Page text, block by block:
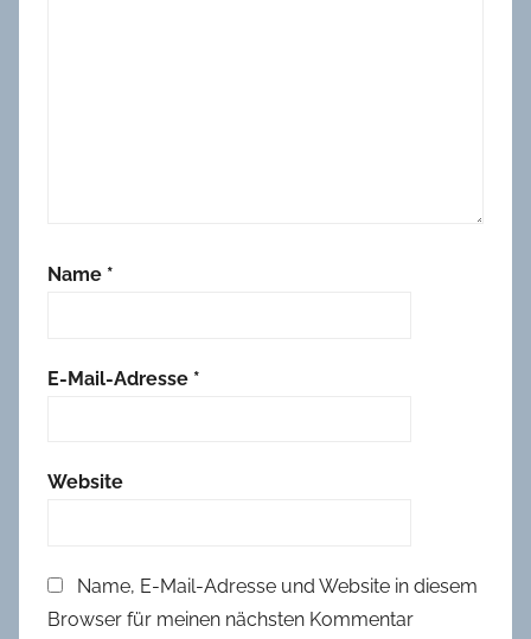
Name *
E-Mail-Adresse *
Website
Name, E-Mail-Adresse und Website in diesem
Browser für meinen nächsten Kommentar